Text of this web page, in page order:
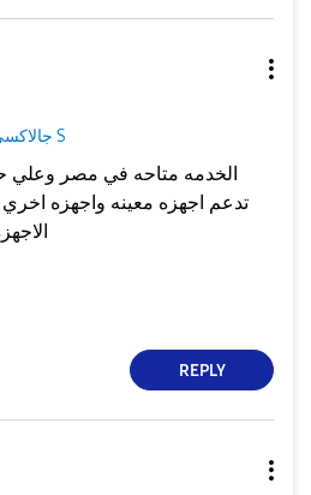
جالاكسى S
الخدمه متاحه في مصر وعلي
تدعم اجهزه معينه واجهزه اخري
REPLY